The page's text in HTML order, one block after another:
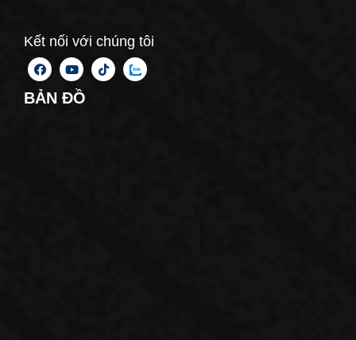
Kết nối với chúng tôi
BẢN ĐỒ